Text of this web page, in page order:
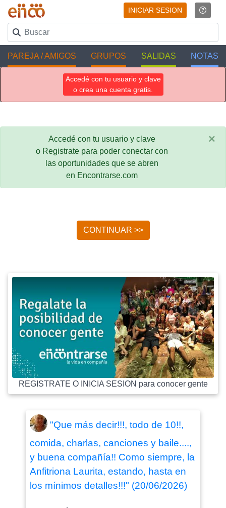
INICIAR SESION
PAREJA / AMIGOS GRUPOS SALIDAS NOTAS
Accedé con tu usuario y clave
o crea una cuenta gratis.
Accedé con tu usuario y clave
o Registrate para poder conectar con
las oportunidades que se abren
en Encontrarse.com
×
CONTINUAR >>
REGISTRATE O INICIA SESION para conocer gente
"Que más decir!!!, todo de 10!!,
comida, charlas, canciones y baile....,
y buena compañía!! Como siempre, la
Anfitriona Laurita, estando, hasta en
los mínimos detalles!!!" (20/06/2026)